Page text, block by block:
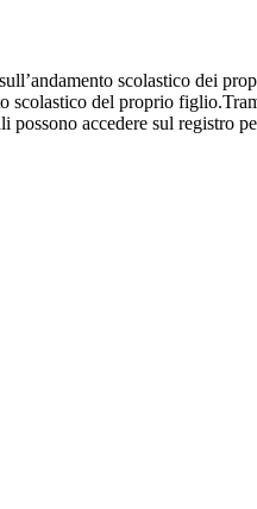
scolastico dei
del proprio
accedere sul registro